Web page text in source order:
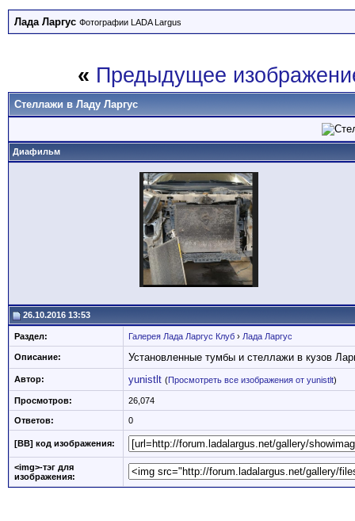
Лада Ларгус Фотографии LADA Largus
« Предыдущее
Стеллажи в Ладу Ларгус
Диафильм
26.10.2016 13:53
Раздел: Галерея Лада Ларгус Клуб › Лада Ларгус
Описание: Установленные тумбы и стеллажи в кузов
Автор: yunistlt (Просмотреть все изображения от yunistlt)
Просмотров: 26,074
Ответов: 0
[BB] код изображения:
<img>-тэг для
изображения: